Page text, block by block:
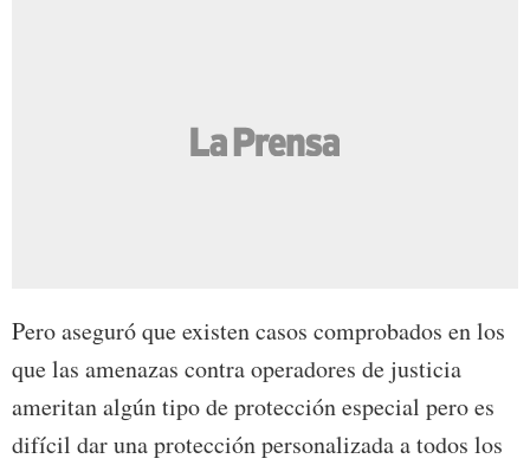
Pero aseguró que existen casos comprobados en los
que las amenazas contra operadores de justicia
ameritan algún tipo de protección especial pero es
difícil dar una protección personalizada a todos los